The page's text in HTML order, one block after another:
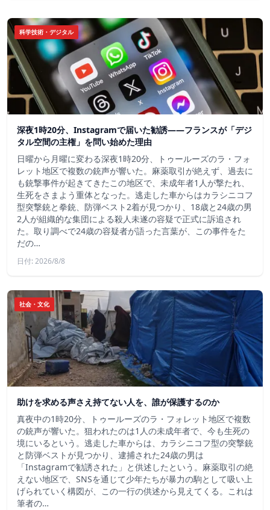
科学技術・デジタル
深夜1時20分、Instagramで届いた勧誘――フランスが「デジ
タル空間の主権」を問い始めた理由
日曜から月曜に変わる深夜1時20分、トゥールーズのラ・フォ
レット地区で複数の銃声が響いた。麻薬取引が絶えず、過去に
も銃撃事件が起きてきたこの地区で、未成年者1人が撃たれ、
生死をさまよう重体となった。逃走した車からはカラシニコフ
型突撃銃と拳銃、防弾ベスト2着が見つかり、18歳と24歳の男
2人が組織的な集団による殺人未遂の容疑で正式に訴追され
た。取り調べで24歳の容疑者が語った言葉が、この事件をた
だの…
日付: 2026/8/8
社会・文化
助けを求める声さえ持てない人を、誰が保護するのか
真夜中の1時20分、トゥールーズのラ・フォレット地区で複数
の銃声が響いた。狙われたのは1人の未成年者で、今も生死の
境にいるという。逃走した車からは、カラシニコフ型の突撃銃
と防弾ベストが見つかり、逮捕された24歳の男は
「Instagramで勧誘された」と供述したという。麻薬取引の絶
えない地区で、SNSを通じて少年たちが暴力の駒として吸い上
げられていく構図が、この一行の供述から見えてくる。これは
筆者の…